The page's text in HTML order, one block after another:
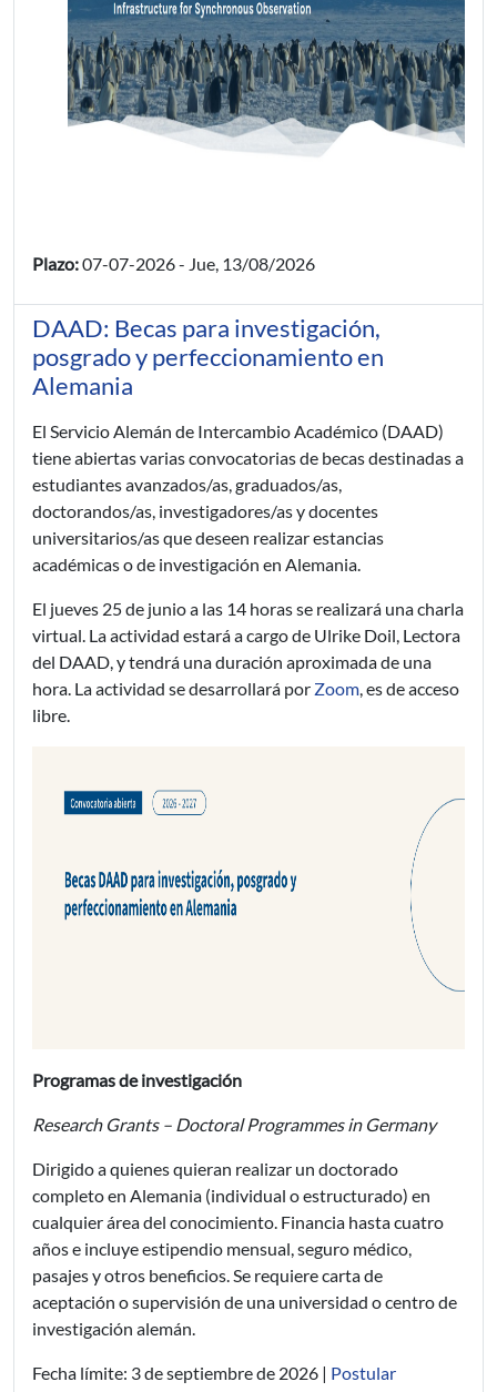
Plazo:07-07-2026- Jue, 13/08/2026
DAAD: Becas para investigación,
posgrado y perfeccionamiento en
Alemania
El Servicio Alemán de Intercambio Académico (DAAD)
tiene abiertas varias convocatorias de becas destinadas a
estudiantes avanzados/as, graduados/as,
doctorandos/as, investigadores/as y docentes
universitarios/as que deseen realizar estancias
académicas o de investigación en Alemania.
El jueves 25 de junio a las 14 horas se realizará una charla
virtual. La actividad estará a cargo de Ulrike Doil, Lectora
del DAAD, y tendrá una duración aproximada de una
hora. La actividad se desarrollará por Zoom, es de acceso
libre.
Programas de investigación
Research Grants – Doctoral Programmes in Germany
Dirigido a quienes quieran realizar un doctorado
completo en Alemania (individual o estructurado) en
cualquier área del conocimiento. Financia hasta cuatro
años e incluye estipendio mensual, seguro médico,
pasajes y otros beneficios. Se requiere carta de
aceptación o supervisión de una universidad o centro de
investigación alemán.
Fecha límite: 3 de septiembre de 2026 | Postular